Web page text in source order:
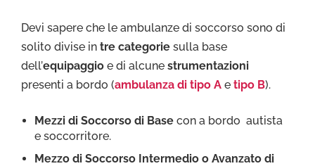
Devi sapere che le ambulanze di soccorso sono di
solito divise in tre categorie sulla base
dell’equipaggio e di alcune strumentazioni
presenti a bordo (ambulanza di tipo A e tipo B).
Mezzi di Soccorso di Basecon a bordo autista
e soccorritore.
Mezzo di Soccorso Intermedio o Avanzato di